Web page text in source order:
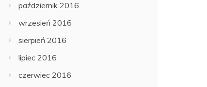
październik 2016
wrzesień 2016
sierpień 2016
lipiec 2016
czerwiec 2016